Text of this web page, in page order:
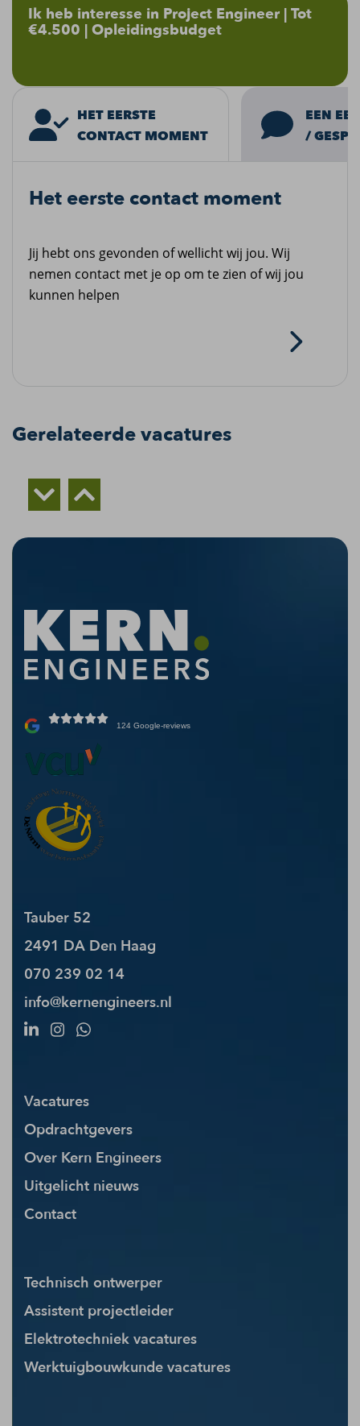
Ik heb interesse in Project Engineer | Tot
€4.500 | Opleidingsbudget
HET EERSTE
CONTACT MOMENT
EEN
/
Het eerste contact moment
Jij hebt ons gevonden of wellicht wij jou. Wij
nemen contact met je op om te zien of wij jou
kunnen helpen
Gerelateerde vacatures
124 Google-reviews
Tauber 52
2491 DA Den Haag
070 239 02 14
info@kernengineers.nl
Vacatures
Opdrachtgevers
Over Kern Engineers
Uitgelicht nieuws
Contact
Technisch ontwerper
Assistent projectleider
Elektrotechniek vacatures
Werktuigbouwkunde vacatures